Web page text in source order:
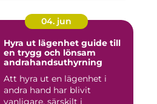
04. jun
Hyra ut lägenhet guide till
en trygg och lönsam
andrahandsuthyrning
Att hyra ut en lägenhet i
andra hand har blivit
vanligare, särskilt i